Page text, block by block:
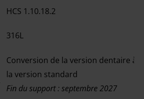
HCS 1.10.18.2
316L
Conversion de la version dentaire à
la version standard
Fin du support : septembre 2027